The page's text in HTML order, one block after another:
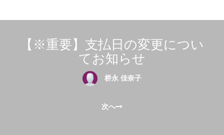
【※重要】支払日の変更につい
てお知らせ
桥永 佳奈子
次へ